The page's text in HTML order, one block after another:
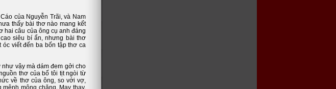
của Nguyễn Trãi, và Nam
thấy bài thơ nào mang kết
hai câu của ông cụ anh đáng
siêu bí ẩn, nhưng bài thơ
viết đến ba bốn tập thơ ca
như vậy mà dám đem gởi cho
thơ của bố tôi tịt ngòi từ
về thơ của ông, so với vợ,
mông chăng. May thay,